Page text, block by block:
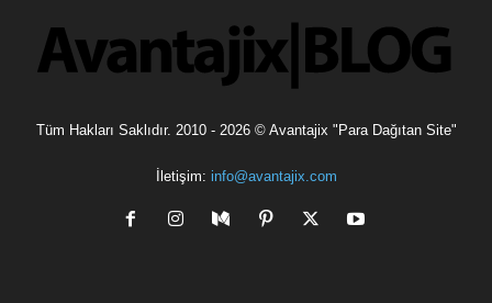
Tüm Hakları Saklıdır. 2010 - 2026 © Avantajix "Para Dağıtan Site"
İletişim: info@avantajix.com